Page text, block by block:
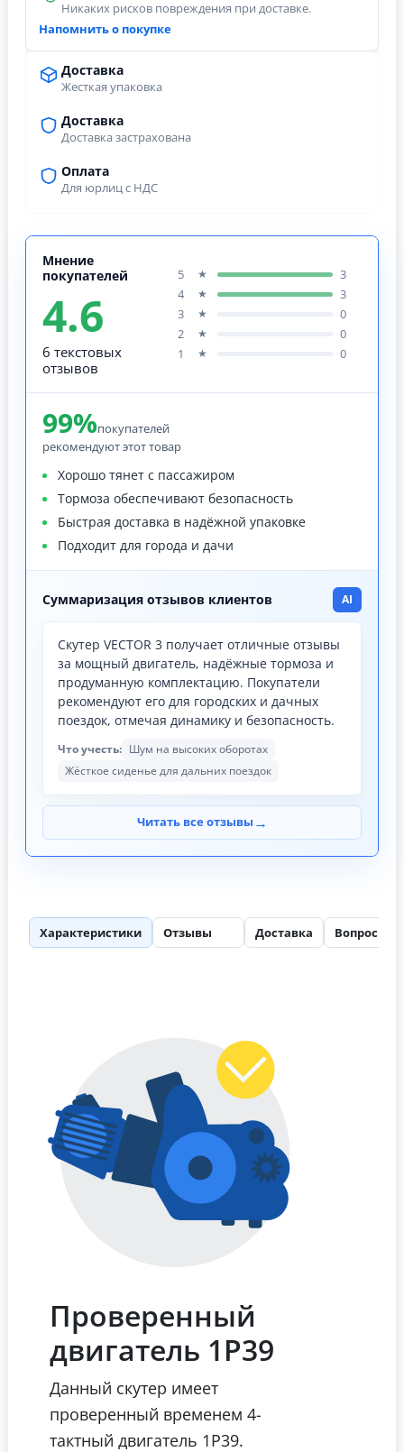
Доставка
Жесткая упаковка
Доставка
Доставка застрахована
Оплата
Для юрлиц с НДС
Никаких рисков повреждения при доставке.
Напомнить о покупке
Мнение
покупателей
4.6
6 текстовых
отзывов
5 ★
3
4
★
3
3
★
0
2
★
0
1
★ 0
99%покупателей
рекомендуют этот товар
Хорошо тянет с пассажиром
Тормоза обеспечивают безопасность
Быстрая доставка в надёжной упаковке
Подходит для города и дачи
Суммаризация отзывов клиентов AI
Скутер VECTOR 3 получает отличные отзывы
за мощный двигатель, надёжные тормоза и
продуманную комплектацию. Покупатели
рекомендуют его для городских и дачных
поездок, отмечая динамику и безопасность.
Что учесть: Шум на высоких оборотах
Жёсткое сиденье для дальних поездок
Читать все отзывы →
Характеристики Отзывы Доставка Вопросы
Проверенный
двигатель 1Р39
Данный скутер имеет
проверенный временем 4-
тактный двигатель 1Р39.